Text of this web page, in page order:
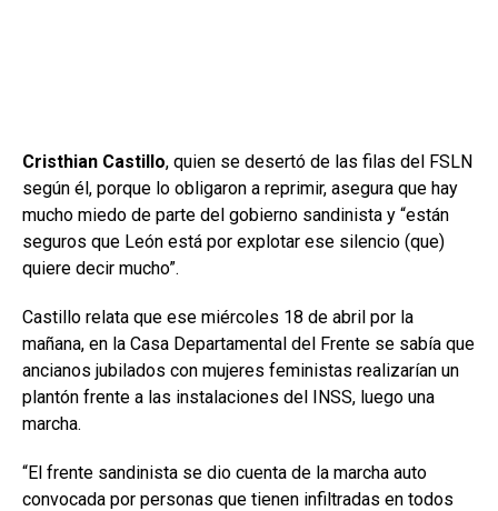
Cristhian Castillo, quien se desertó de las filas del FSLN
según él, porque lo obligaron a reprimir, asegura que hay
mucho miedo de parte del gobierno sandinista y “están
seguros que León está por explotar ese silencio (que)
quiere decir mucho”.
Castillo relata que ese miércoles 18 de abril por la
mañana, en la Casa Departamental del Frente se sabía que
ancianos jubilados con mujeres feministas realizarían un
plantón frente a las instalaciones del INSS, luego una
marcha.
“El frente sandinista se dio cuenta de la marcha auto
convocada por personas que tienen infiltradas en todos